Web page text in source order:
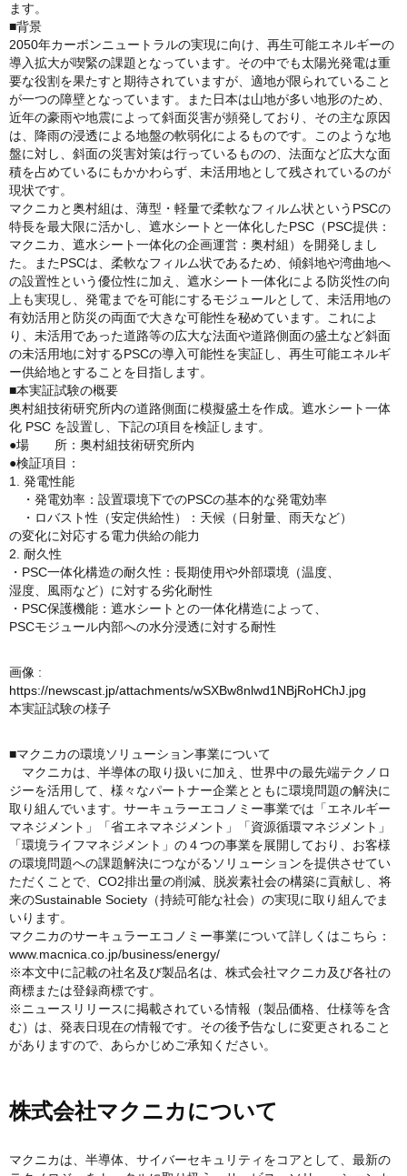
ます。
■背景
2050年カーボンニュートラルの実現に向け、再生可能エネルギーの
導入拡大が喫緊の課題となっています。その中でも太陽光発電は重
要な役割を果たすと期待されていますが、適地が限られていること
が一つの障壁となっています。また日本は山地が多い地形のため、
近年の豪雨や地震によって斜面災害が頻発しており、その主な原因
は、降雨の浸透による地盤の軟弱化によるものです。このような地
盤に対し、斜面の災害対策は行っているものの、法面など広大な面
積を占めているにもかかわらず、未活用地として残されているのが
現状です。
マクニカと奥村組は、薄型・軽量で柔軟なフィルム状というPSCの
特長を最大限に活かし、遮水シートと一体化したPSC（PSC提供：
マクニカ、遮水シート一体化の企画運営：奥村組）を開発しまし
た。またPSCは、柔軟なフィルム状であるため、傾斜地や湾曲地へ
の設置性という優位性に加え、遮水シート一体化による防災性の向
上も実現し、発電までを可能にするモジュールとして、未活用地の
有効活用と防災の両面で大きな可能性を秘めています。これによ
り、未活用であった道路等の広大な法面や道路側面の盛土など斜面
の未活用地に対するPSCの導入可能性を実証し、再生可能エネルギ
ー供給地とすることを目指します。
■本実証試験の概要
奥村組技術研究所内の道路側面に模擬盛土を作成。遮水シート一体
化 PSC を設置し、下記の項目を検証します。
●場 所：奥村組技術研究所内
●検証項目：
1. 発電性能
・発電効率：設置環境下でのPSCの基本的な発電効率
・ロバスト性（安定供給性）：天候（日射量、雨天など）
の変化に対応する電力供給の能力
2. 耐久性
・PSC一体化構造の耐久性：長期使用や外部環境（温度、
湿度、風雨など）に対する劣化耐性
・PSC保護機能：遮水シートとの一体化構造によって、
PSCモジュール内部への水分浸透に対する耐性
画像 :
https://newscast.jp/attachments/wSXBw8nlwd1NBjRoHChJ.jpg
本実証試験の様子
■マクニカの環境ソリューション事業について
マクニカは、半導体の取り扱いに加え、世界中の最先端テクノロ
ジーを活用して、様々なパートナー企業とともに環境問題の解決に
取り組んでいます。サーキュラーエコノミー事業では「エネルギー
マネジメント」「省エネマネジメント」「資源循環マネジメント」
「環境ライフマネジメント」の４つの事業を展開しており、お客様
の環境問題への課題解決につながるソリューションを提供させてい
ただくことで、CO2排出量の削減、脱炭素社会の構築に貢献し、将
来のSustainable Society（持続可能な社会）の実現に取り組んでま
いります。
マクニカのサーキュラーエコノミー事業について詳しくはこちら：
www.macnica.co.jp/business/energy/
※本文中に記載の社名及び製品名は、株式会社マクニカ及び各社の
商標または登録商標です。
※ニュースリリースに掲載されている情報（製品価格、仕様等を含
む）は、発表日現在の情報です。その後予告なしに変更されること
がありますので、あらかじめご承知ください。
株式会社マクニカについて
マクニカは、半導体、サイバーセキュリティをコアとして、最新の